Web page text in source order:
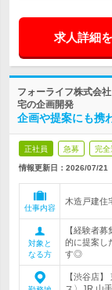
求人詳細
フォーライフ株式会
宅の企画開発
企画や提案にも携
正社員 急募 完全
情報更新日：2026/07/21
仕事内容
木造戸建住
対象と
なる方
【経験者
的に提案し
す◎
【渋谷店